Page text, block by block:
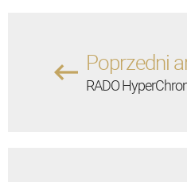
Poprzedni
RADO